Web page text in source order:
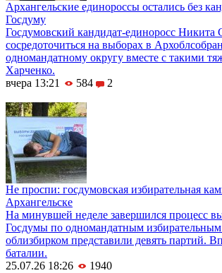
Архангельские единороссы остались без
Госдуму
Госдумовский кандидат-единоросс Никита
сосредоточиться на выборах в
одномандатному округу вместе с такими
Харченко.
вчера 13:21
584 2
Не проспи: госдумовская избирательная
Архангельске
На минувшей неделе завершился процесс
Госдумы по одномандатным
облизбирком представили девять партий.
баталии.
25.07.26 18:26
1940